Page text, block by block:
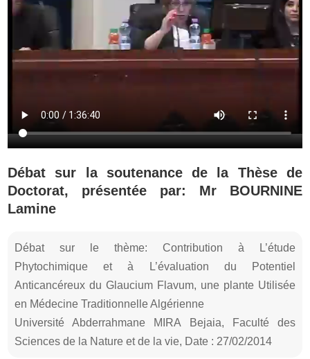
Débat sur la soutenance de la Thèse de
Doctorat, présentée par: Mr BOURNINE
Lamine
Débat sur le thème: Contribution à L’étude
Phytochimique et à L’évaluation du Potentiel
Anticancéreux du Glaucium Flavum, une plante Utilisée
en Médecine Traditionnelle Algérienne
Université Abderrahmane MIRA Bejaia, Faculté des
Sciences de la Nature et de la vie, Date : 27/02/2014